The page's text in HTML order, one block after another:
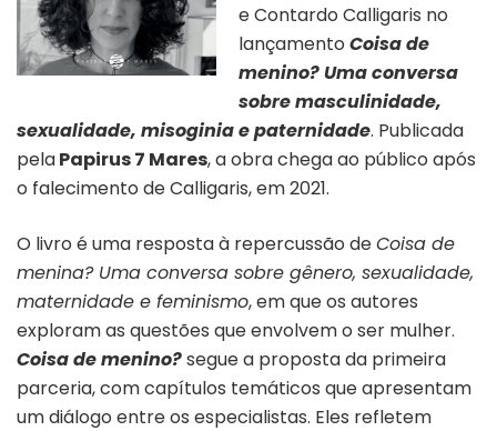
e Contardo Calligaris no
lançamento Coisa de
menino? Uma conversa
sobre masculinidade,
sexualidade, misoginia e paternidade. Publicada
pelaPapirus 7 Mares, a obra chega ao público após
o falecimento de Calligaris, em 2021.
O livro é uma resposta à repercussão deCoisa de
menina? Uma conversa sobre gênero, sexualidade,
maternidade e feminismo, em que os autores
exploram as questões que envolvem o ser mulher.
Coisa de menino?segue a proposta da primeira
parceria, com capítulos temáticos que apresentam
um diálogo entre os especialistas. Eles refletem